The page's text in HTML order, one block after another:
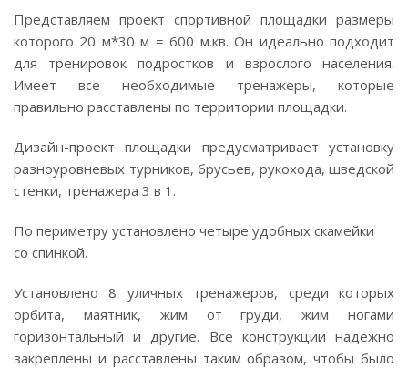
Представляем проект спортивной площадки размеры
которого 20 м*30 м = 600 м.кв. Он идеально подходит
для тренировок подростков и взрослого населения.
Имеет все необходимые тренажеры, которые
правильно расставлены по территории площадки.
Дизайн-проект площадки предусматривает установку
разноуровневых турников, брусьев, рукохода, шведской
стенки, тренажера 3 в 1.
По периметру установлено четыре удобных скамейки
со спинкой.
Установлено 8 уличных тренажеров, среди которых
орбита, маятник, жим от груди, жим ногами
горизонтальный и другие. Все конструкции надежно
закреплены и расставлены таким образом, чтобы было